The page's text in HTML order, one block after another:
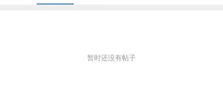
暂时还没有帖子